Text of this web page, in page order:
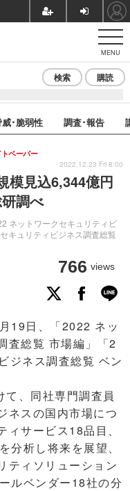
MENU
検索 購読
威･脆弱性 調査･報告
模見込6,344億円
調べ
ネットワークセキュリティビ
キュリティビジネス調査総覧
ペーパー
766 views
2022.12.23 Fri 8:00
19日、「2022 ネッ
査総覧 市場編」「2
ジネス調査総覧 ベン
、同社専門調査員
ネスの国内市場につ
サービス18品目、
分析し将来を展望、
ティソリューション
ルベンダー18社の分